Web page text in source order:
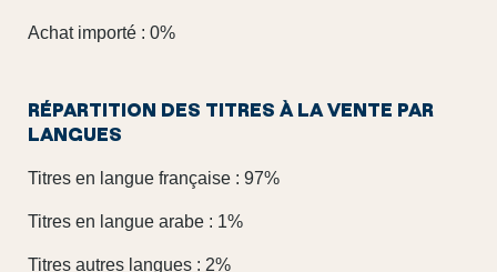
Achat importé : 0%
RÉPARTITION DES TITRES À LA VENTE PAR
LANGUES
Titres en langue française : 97%
Titres en langue arabe : 1%
Titres autres langues : 2%